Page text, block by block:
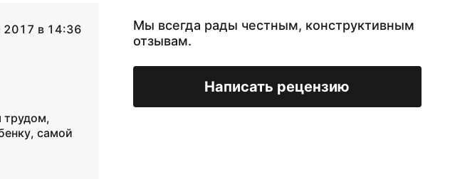
Мы всегда рады честным, конструктивным
отзывам.
Написать рецензию
2017 в 14:36
трудом,
самой